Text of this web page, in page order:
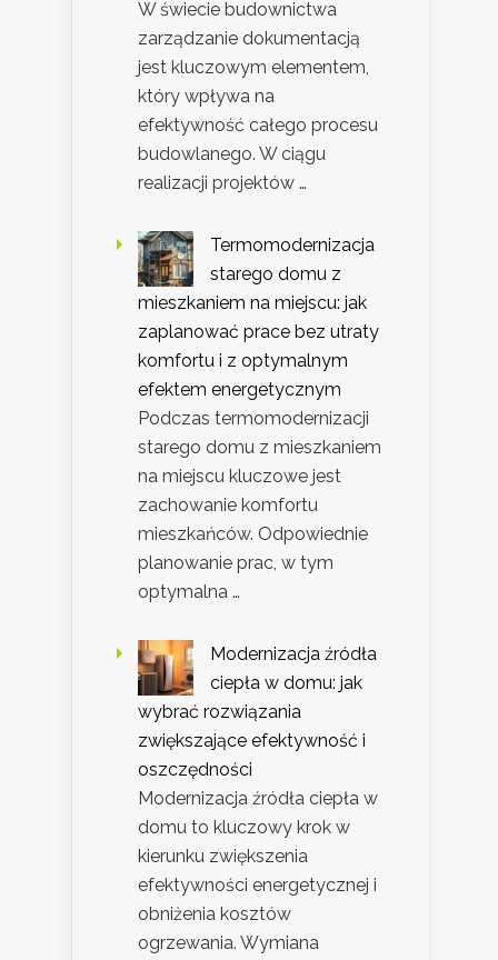
W świecie budownictwa
zarządzanie dokumentacją
jest kluczowym elementem,
który wpływa na
efektywność całego procesu
budowlanego. W ciągu
realizacji projektów …
Termomodernizacja
starego domu z
mieszkaniem na miejscu: jak
zaplanować prace bez utraty
komfortu i z optymalnym
efektem energetycznym
Podczas termomodernizacji
starego domu z mieszkaniem
na miejscu kluczowe jest
zachowanie komfortu
mieszkańców. Odpowiednie
planowanie prac, w tym
optymalna …
Modernizacja źródła
ciepła w domu: jak
wybrać rozwiązania
zwiększające efektywność i
oszczędności
Modernizacja źródła ciepła w
domu to kluczowy krok w
kierunku zwiększenia
efektywności energetycznej i
obniżenia kosztów
ogrzewania. Wymiana